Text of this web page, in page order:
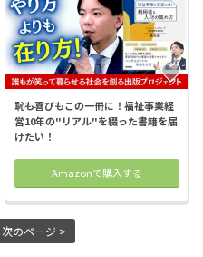
恥も喜びもこの一冊に！福祉事業経
営10年の"リアル"を綴った書籍を届
けたい！
Amazonで購入する
次のページ >